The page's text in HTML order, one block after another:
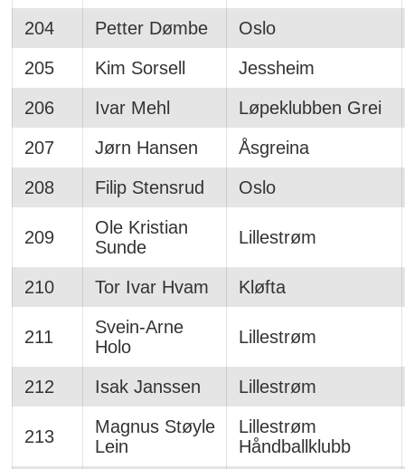
204
Petter Dømbe
Oslo
205
Kim Sorsell
Jessheim
206
Ivar Mehl
Løpeklubben Grei
207
Jørn Hansen
Åsgreina
208
Filip Stensrud Oslo
209
Ole Kristian
Sunde
Lillestrøm
210 Tor Ivar Hvam Kløfta
211
Svein-Arne
Holo
Lillestrøm
212 Isak Janssen Lillestrøm
213
Magnus Støyle
Lein
Lillestrøm
Håndballklubb